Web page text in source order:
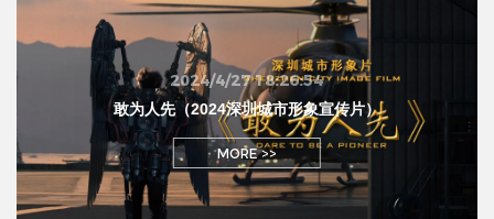
2024/4/27 18:26:54
敢为人先（2024深圳城市形象宣传片）
MORE >>